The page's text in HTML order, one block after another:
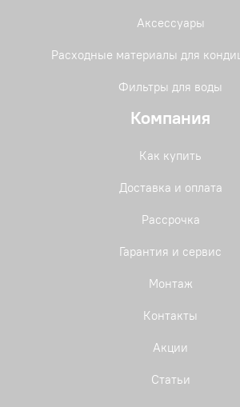
Аксессуары
Расходные материалы для
Фильтры для воды
Компания
Как купить
Доставка и оплата
Рассрочка
Гарантия и сервис
Монтаж
Контакты
Акции
Статьи